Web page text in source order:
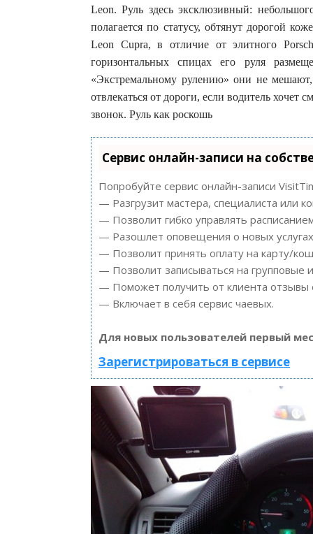
Leon. Руль здесь эксклюзивный:
полагается по статусу, обтянут дорогой
Leon Cupra, в отличие от элитного
горизонтальных спицах его руля
«Экстремальному рулению» они не
отвлекаться от дороги, если водитель хочет
звонок. Руль как роскошь
Сервис онлайн-записи на
Попробуйте сервис онлайн-записи
— Разгрузит мастера, специалиста или
— Позволит гибко управлять
— Разошлет оповещения о новых
— Позволит принять оплату на карту/
— Позволит записываться на групповые
— Поможет получить от клиента отзывы
— Включает в себя сервис чаевых.
Для новых пользователей первый
Зарегистрироваться в сервисе